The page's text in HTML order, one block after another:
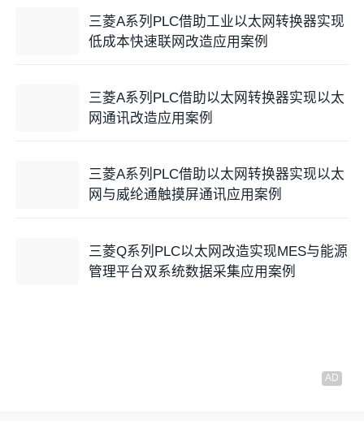
三菱A系列PLC借助工业以太网转换器实现
低成本快速联网改造应用案例
三菱A系列PLC借助以太网转换器实现以太
网通讯改造应用案例
三菱A系列PLC借助以太网转换器实现以太
网与威纶通触摸屏通讯应用案例
三菱Q系列PLC以太网改造实现MES与能源
管理平台双系统数据采集应用案例